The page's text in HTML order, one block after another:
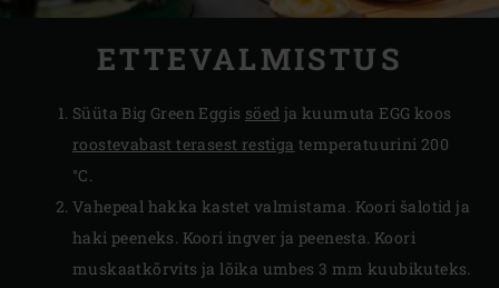
ETTEVALMISTUS
Süüta Big Green Eggis söed ja kuumuta EGG koos
roostevabast terasest restiga temperatuurini 200
°C.
Vahepeal hakka kastet valmistama. Koori šalotid ja
haki peeneks. Koori ingver ja peenesta. Koori
muskaatkõrvits ja lõika umbes 3 mm kuubikuteks.